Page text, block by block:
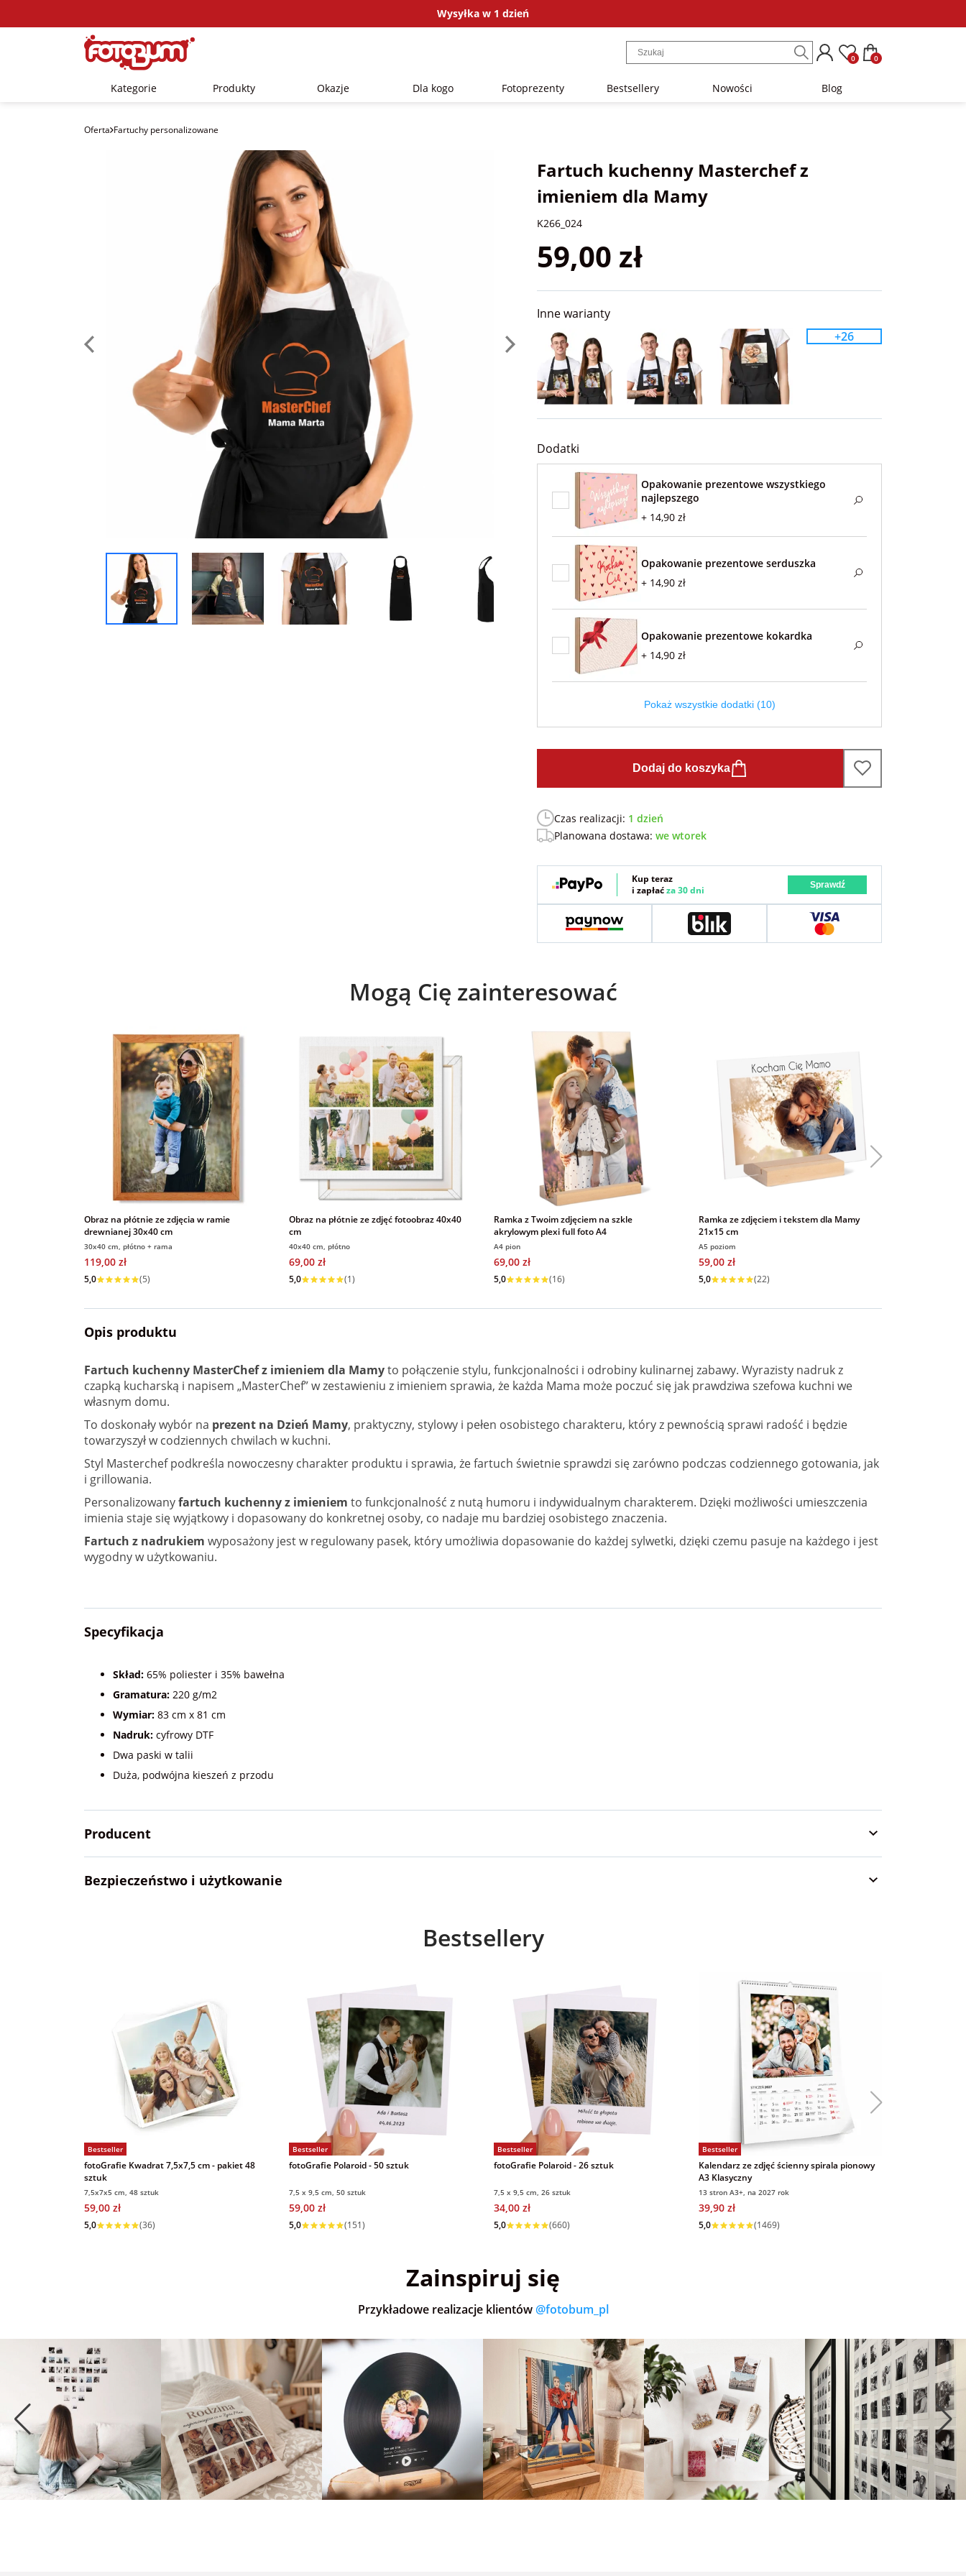
Wysyłka w 1 dzień
0 0
Kategorie Produkty Okazje Dla kogo Fotoprezenty Bestsellery Nowości Blog
Oferta Fartuchy personalizowane
Fartuch kuchenny Masterchef z
imieniem dla Mamy
K266_024
59,00 zł
Inne warianty
+26
Dodatki
Opakowanie prezentowe wszystkiego
najlepszego
+ 14,90 zł
Opakowanie prezentowe serduszka
+ 14,90 zł
Opakowanie prezentowe kokardka
+ 14,90 zł
Pokaż wszystkie dodatki (10)
Dodaj do koszyka
Czas realizacji: 1 dzień
Planowana dostawa: we wtorek
Kup teraz
i zapłaćza 30 dni Sprawdź
Mogą Cię zainteresować
Obraz na płótnie ze zdjęcia w ramie
drewnianej 30x40 cm
30x40 cm, płótno + rama
119,00 zł
Wysyłka w 1 dzień
5,0 (5)
Obraz na płótnie ze zdjęć fotoobraz 40x40
cm
40x40 cm, płótno
69,00 zł
Wysyłka w 1 dzień
5,0 (1)
Ramka z Twoim zdjęciem na szkle
akrylowym plexi full foto A4
A4 pion
69,00 zł
Wysyłka w 1 dzień
5,0 (16)
Ramka ze zdjęciem i tekstem dla Mamy
21x15 cm
A5 poziom
59,00 zł
Wysyłka w 1 dzień
5,0 (22)
Opis produktu
Fartuch kuchenny MasterChef z imieniem dla Mamyto połączenie stylu, funkcjonalności i odrobiny kulinarnej zabawy. Wyrazisty nadruk z
czapką kucharską i napisem „MasterChef” w zestawieniu z imieniem sprawia, że każda Mama może poczuć się jak prawdziwa szefowa kuchni we
własnym domu.
To doskonały wybór na prezent na Dzień Mamy, praktyczny, stylowy i pełen osobistego charakteru, który z pewnością sprawi radość i będzie
towarzyszył w codziennych chwilach w kuchni.
Styl Masterchef podkreśla nowoczesny charakter produktu i sprawia, że fartuch świetnie sprawdzi się zarówno podczas codziennego gotowania, jak
i grillowania.
Personalizowanyfartuch kuchenny z imieniem to funkcjonalność z nutą humoru i indywidualnym charakterem. Dzięki możliwości umieszczenia
imienia staje się wyjątkowy i dopasowany do konkretnej osoby, co nadaje mu bardziej osobistego znaczenia.
Fartuch z nadrukiem wyposażony jest w regulowany pasek, który umożliwia dopasowanie do każdej sylwetki, dzięki czemu pasuje na każdego i jest
wygodny w użytkowaniu.
Specyfikacja
Skład: 65% poliester i 35% bawełna
Gramatura: 220 g/m2
Wymiar: 83 cm x 81 cm
Nadruk: cyfrowy DTF
Dwa paski w talii
Duża, podwójna kieszeń z przodu
Producent
Bezpieczeństwo i użytkowanie
Bestsellery
Bestseller
fotoGrafie Kwadrat 7,5x7,5 cm - pakiet 48
sztuk
7,5x7x5 cm, 48 sztuk
59,00 zł
Wysyłka w 1 dzień
5,0 (36)
Bestseller
fotoGrafie Polaroid - 50 sztuk
7,5 x 9,5 cm, 50 sztuk
59,00 zł
Wysyłka w 1 dzień
5,0 (151)
Bestseller
fotoGrafie Polaroid - 26 sztuk
7,5 x 9,5 cm, 26 sztuk
34,00 zł
Wysyłka w 1 dzień
5,0 (660)
Bestseller
Kalendarz ze zdjęć ścienny spirala pionowy
A3 Klasyczny
13 stron A3+, na 2027 rok
39,90 zł
Wysyłka w 1 dzień
5,0 (1469)
Zainspiruj się
Przykładowe realizacje klientów @fotobum_pl